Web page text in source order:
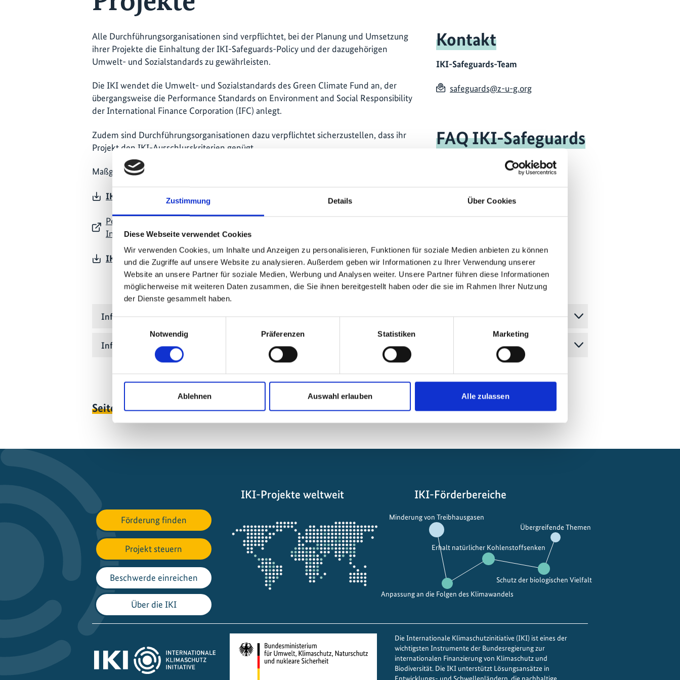
Zustimmung Details Über Cookies
Diese Webseite verwendet Cookies
Wir verwenden Cookies, um Inhalte und Anzeigen zu personalisieren, Funktionen für soziale Medien anbieten zu können
und die Zugriffe auf unsere Website zu analysieren. Außerdem geben wir Informationen zu Ihrer Verwendung unserer
Website an unsere Partner für soziale Medien, Werbung und Analysen weiter. Unsere Partner führen diese Informationen
möglicherweise mit weiteren Daten zusammen, die Sie ihnen bereitgestellt haben oder die sie im Rahmen Ihrer Nutzung
der Dienste gesammelt haben.
Notwendig
Präferenzen Statistiken Marketing
Ablehnen Auswahl erlauben Alle zulassen
Alle Durchführungsorganisationen sind verpflichtet, bei der Planung und Umsetzung
ihrer Projekte die Einhaltung der IKI-Safeguards-Policy und der dazugehörigen
Umwelt- und Sozialstandards zu gewährleisten.
Die IKI wendet die Umwelt- und Sozialstandards des Green Climate Fund an, der
übergangsweise die Performance Standards on Environment and Social Responsibility
der International Finance Corporation (IFC) anlegt.
Zudem sind Durchführungsorganisationen dazu verpflichtet sicherzustellen, dass ihr
Projekt den IKI-Ausschlusskriterien genügt.
Maßgebliche Dokumente für die Planung und Umsetzung von Vorhaben sind:
IKI Safeguards Policy
Performance Standards on Environment and Social Responsibility der
International Finance Corporation (IFC)
IKI-Ausschlusskriterien (07/2026)(Deutsch, PDF, 313 KB, barrierefrei)
Kontakt
IKI-Safeguards-Team
safeguards@z-u-g.org
FAQ IKI-Safeguards
Informationen zur Antragstellung
Informationen zur Umsetzung
Seite teilenhttps://www.international-climate-initiative.com/PAGE124
Förderung finden
Projekt steuern
Beschwerde einreichen
Über die IKI
IKI-Projekte weltweit
Projektkarte
IKI-Förderbereiche
Minderung von Treibhausgasen
Anpassung an die Folgen des Klimawandels
Erhalt natürlicher Kohlenstoffsenken
Schutz der biologischen Vielfalt
Übergreifende Themen
Die Internationale Klimaschutzinitiative (IKI) ist eines der
wichtigsten Instrumente der Bundesregierung zur
internationalen Finanzierung von Klimaschutz und
Biodiversität. Die IKI unterstützt Lösungsansätze in